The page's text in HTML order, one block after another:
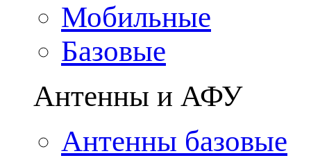
Мобильные
Базовые
Антенны и АФУ
Антенны базовые